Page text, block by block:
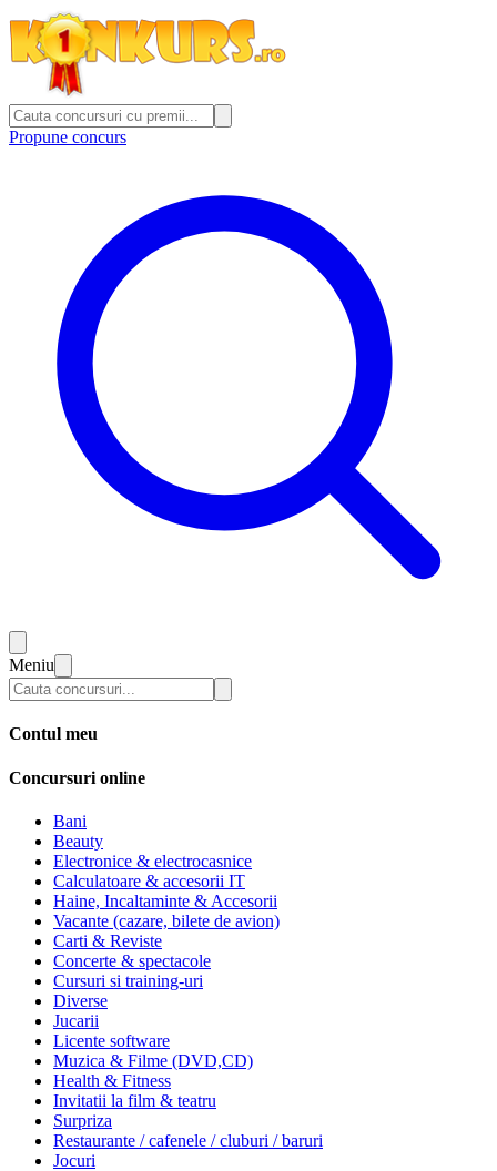
Propune concurs
Meniu
Contul meu
Concursuri online
Bani
Beauty
Electronice & electrocasnice
Calculatoare & accesorii IT
Haine, Incaltaminte & Accesorii
Vacante (cazare, bilete de avion)
Carti & Reviste
Concerte & spectacole
Cursuri si training-uri
Diverse
Jucarii
Licente software
Muzica & Filme (DVD,CD)
Health & Fitness
Invitatii la film & teatru
Surpriza
Restaurante / cafenele / cluburi / baruri
Jocuri